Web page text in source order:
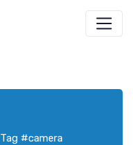
Tag #camera